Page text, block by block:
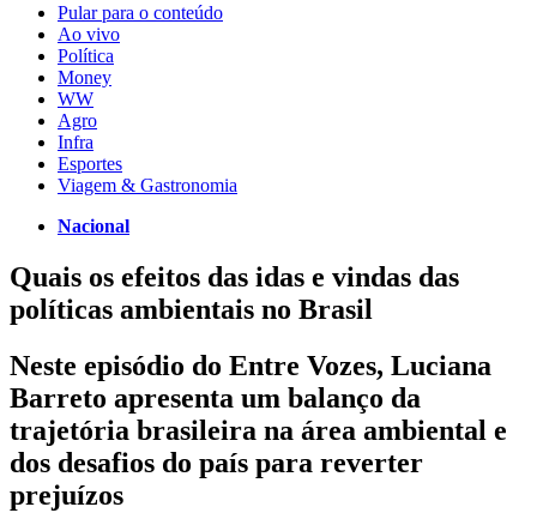
Pular para o conteúdo
Ao vivo
Política
Money
WW
Agro
Infra
Esportes
Viagem & Gastronomia
Nacional
Quais os efeitos das idas e vindas das
políticas ambientais no Brasil
Neste episódio do Entre Vozes, Luciana
Barreto apresenta um balanço da
trajetória brasileira na área ambiental e
dos desafios do país para reverter
prejuízos